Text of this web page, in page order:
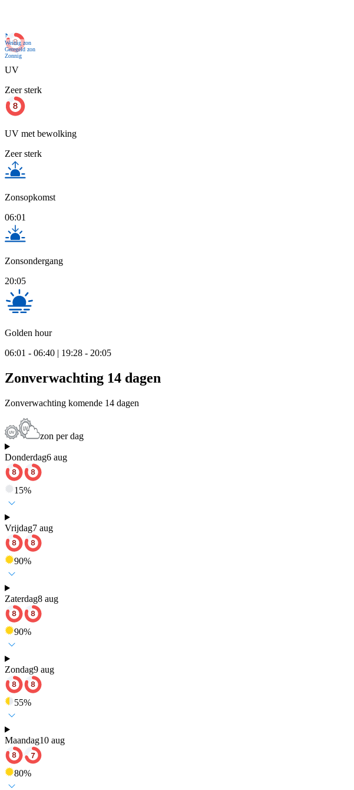
Nu
Weinig zon
Geregeld zon
Zonnig
UV
Zeer sterk
UV met bewolking
Zeer sterk
Zonsopkomst
06:01
Zonsondergang
20:05
Golden hour
06:01 - 06:40 | 19:28 - 20:05
Zonverwachting 14 dagen
Zonverwachting komende 14 dagen
zon per dag
Donderdag6 aug
15%
Vrijdag7 aug
90%
Zaterdag8 aug
90%
Zondag9 aug
55%
Maandag10 aug
80%